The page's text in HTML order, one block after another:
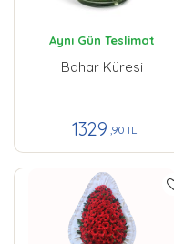
Aynı Gün Teslimat
Bahar Küresi
1329 ,90 TL